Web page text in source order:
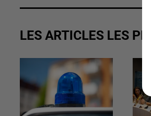
LES ARTICLES LES